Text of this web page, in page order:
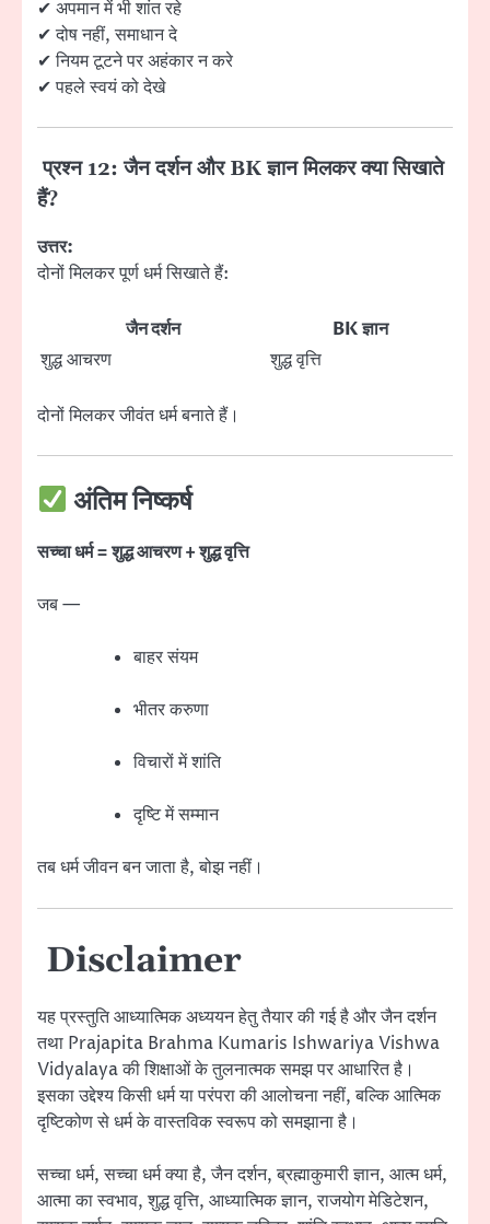
✔ अपमान में भी शांत रहे
✔ दोष नहीं, समाधान दे
✔ नियम टूटने पर अहंकार न करे
✔ पहले स्वयं को देखे
प्रश्न 12: जैन दर्शन और BK ज्ञान मिलकर क्या सिखाते
हैं?
उत्तर:
दोनों मिलकर पूर्ण धर्म सिखाते हैं:
जैन दर्शन
BK ज्ञान
शुद्ध आचरण
शुद्ध वृत्ति
दोनों मिलकर जीवंत धर्म बनाते हैं।
अंतिम निष्कर्ष
सच्चा धर्म = शुद्ध आचरण + शुद्ध वृत्ति
जब —
बाहर संयम
भीतर करुणा
विचारों में शांति
दृष्टि में सम्मान
तब धर्म जीवन बन जाता है, बोझ नहीं।
Disclaimer
यह प्रस्तुति आध्यात्मिक अध्ययन हेतु तैयार की गई है और जैन दर्शन
तथा Prajapita Brahma Kumaris Ishwariya Vishwa
Vidyalayaकी शिक्षाओं के तुलनात्मक समझ पर आधारित है।
इसका उद्देश्य किसी धर्म या परंपरा की आलोचना नहीं, बल्कि आत्मिक
दृष्टिकोण से धर्म के वास्तविक स्वरूप को समझाना है।
सच्चा धर्म, सच्चा धर्म क्या है, जैन दर्शन, ब्रह्माकुमारी ज्ञान, आत्म धर्म,
आत्मा का स्वभाव, शुद्ध वृत्ति, आध्यात्मिक ज्ञान, राजयोग मेडिटेशन,